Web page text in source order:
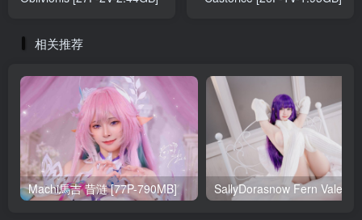
相关推荐
Machi馬吉 昔涟 [77P-790MB]